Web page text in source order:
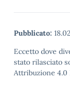
Pubblicato:
Eccetto dove
stato rilasciato
Attribuzione 4.0